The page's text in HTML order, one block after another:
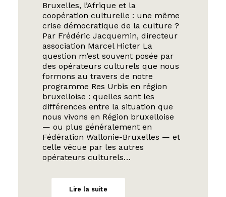
Bruxelles, l’Afrique et la
coopération culturelle : une même
crise démocratique de la culture ?
Par Frédéric Jacquemin, directeur
association Marcel Hicter La
question m’est souvent posée par
des opérateurs culturels que nous
formons au travers de notre
programme Res Urbis en région
bruxelloise : quelles sont les
différences entre la situation que
nous vivons en Région bruxelloise
— ou plus généralement en
Fédération Wallonie-Bruxelles — et
celle vécue par les autres
opérateurs culturels…
Lire la suite